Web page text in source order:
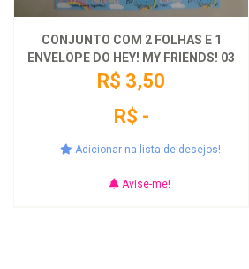
CONJUNTO COM 2 FOLHAS E 1
ENVELOPE DO HEY! MY FRIENDS! 03
R$ 3,50
R$ -
Adicionar na lista de desejos!
Avise-me!